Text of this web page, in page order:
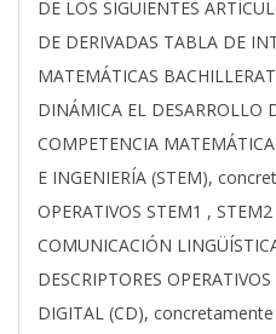
06-
07
DE LOS SIGUIENTES
DE DERIVADAS TABLA DE
MATEMÁTICAS
DINÁMICA EL DESARROLLO
COMPETENCIA
E INGENIERÍA (STEM),
OPERATIVOS STEM1 ,
COMUNICACIÓN
DESCRIPTORES
DIGITAL (CD), concretamente